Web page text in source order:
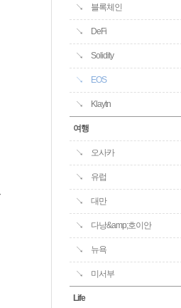
블록체인
DeFi
Solidity
EOS
Klaytn
여행
오사카
유럽
대만
다낭&amp;호이안
뉴욕
미서부
Life